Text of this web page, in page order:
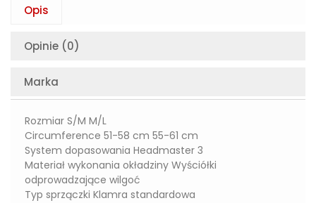
Opis
Opinie (0)
Marka
Rozmiar S/M M/L
Circumference 51-58 cm 55-61 cm
System dopasowania Headmaster 3
Materiał wykonania okładziny Wyściółki
odprowadzające wilgoć
Typ sprzączki Klamra standardowa